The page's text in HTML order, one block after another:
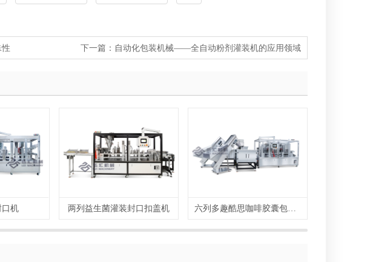
下一篇： 自动化包装机械——全自动粉剂灌装机的应用领域
口机 两列益生菌灌装封口扣盖机 六列多趣酷思咖啡胶囊包装机